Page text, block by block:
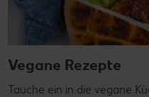
Vegane Rezepte
Tauche ein in die vegane